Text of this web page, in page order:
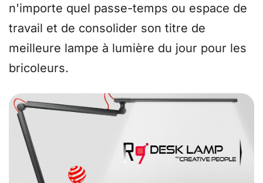
n'importe quel passe-temps ou espace de
travail et de consolider son titre de
meilleure lampe à lumière du jour pour les
bricoleurs.